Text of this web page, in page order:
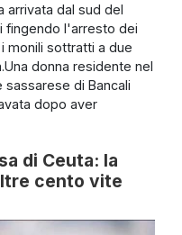
arrivata dal sud del
fingendo l'arresto dei
monili sottratti a due
donna residente nel
di Bancali
dopo aver
di Ceuta: la
cento vite